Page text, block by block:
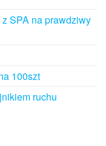
SPA na prawdziwy
100szt
ruchu